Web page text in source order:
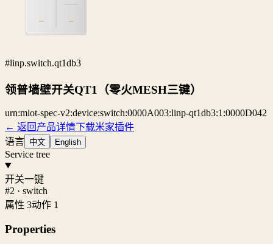
#linp.switch.qt1db3
领普墙壁开关QT1（零火MESH三键）
urn:miot-spec-v2:device:switch:0000A003:linp-qt1db3:1:0000D042
← 返回产品详情下载米家插件
语言 中文 English
Service tree
开关一键
#2 · switch
属性 3动作 1
Properties